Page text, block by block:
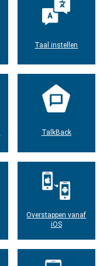
Taal instellen
TalkBack
Overstappen vanaf
iOS